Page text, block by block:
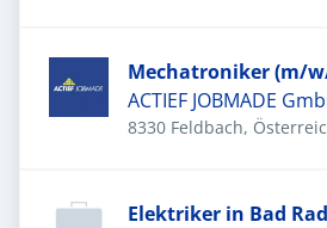
Mechatroniker (m/
ACTIEF JOBMADE
8330 Feldbach,
Elektriker in Bad